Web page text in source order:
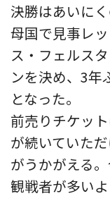
決勝はあいに
母国で見事レ
ス・フェルス
ンを決め、3年
となった。
前売りチケッ
が続いていた
がうかがえる
観戦者が多い